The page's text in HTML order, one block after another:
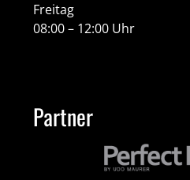
Freitag
08:00 – 12:00 Uhr
Partner